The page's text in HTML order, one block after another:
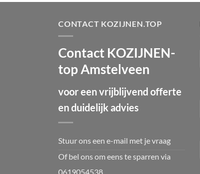
CONTACT KOZIJNEN.TOP
Contact KOZIJNEN-
top Amstelveen
voor een vrijblijvend offerte
en duidelijk advies
Stuur ons een e-mail met je vraag
Of bel ons om eens te sparren via
0619054538